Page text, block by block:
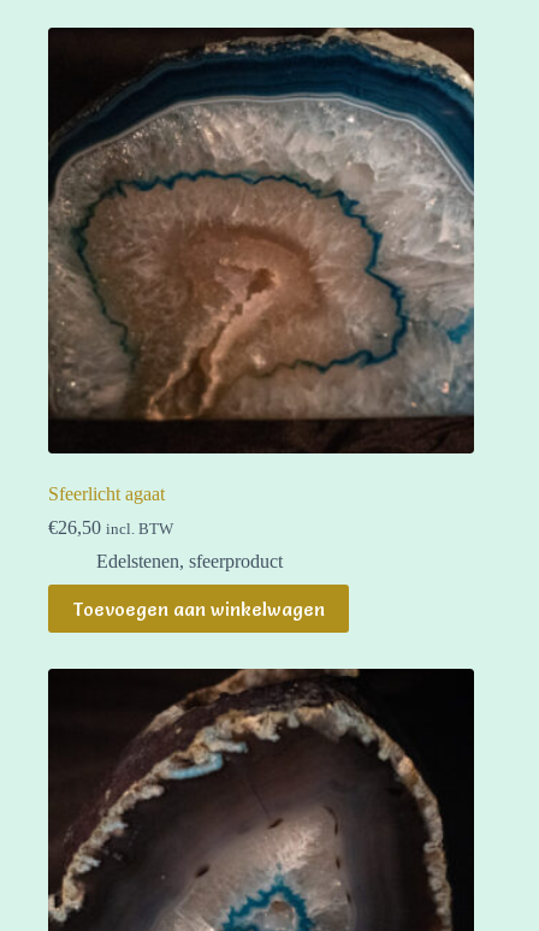
Sfeerlicht agaat
€26,50 incl. BTW
Edelstenen, sfeerproduct
Toevoegen aan winkelwagen